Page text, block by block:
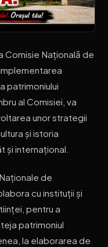
Comisie Națională de
patrimoniului
al Comisiei, va
unor strategii
și istoria
și internațional.
de
cu instituții și
pentru a
patrimoniul
la elaborarea de